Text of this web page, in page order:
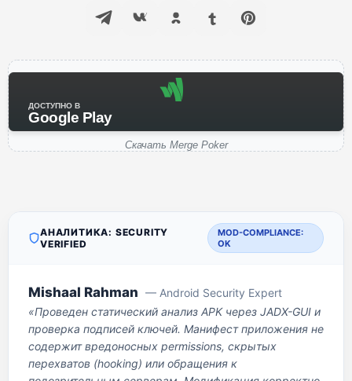
ДОСТУПНО В
Google Play
Скачать Merge Poker
АНАЛИТИКА: SECURITY
VERIFIED
MOD-COMPLIANCE:
OK
Mishaal Rahman — Android Security Expert
«Проведен статический анализ APK через JADX-GUI и
проверка подписей ключей. Манифест приложения не
содержит вредоносных permissions, скрытых
перехватов (hooking) или обращения к